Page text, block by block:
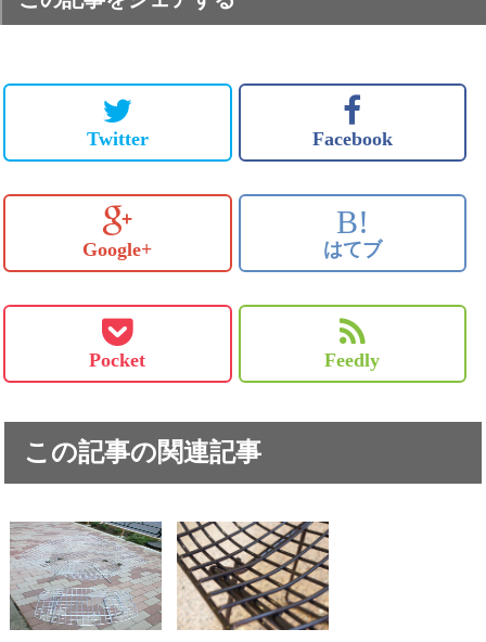
Twitter Facebook
Google+
B!
はてブ
Pocket Feedly
この記事の関連記事